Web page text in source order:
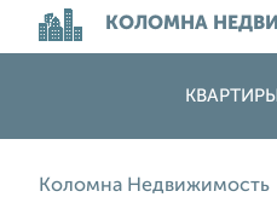
КОЛОМНА
КВАРТИРЫ
Коломна Недвижимость